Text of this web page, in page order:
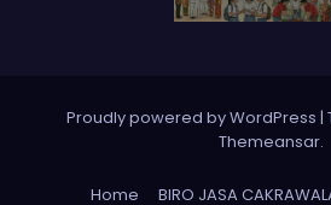
Proudly powered by WordPress |
Themeansar.
Home BIRO JASA